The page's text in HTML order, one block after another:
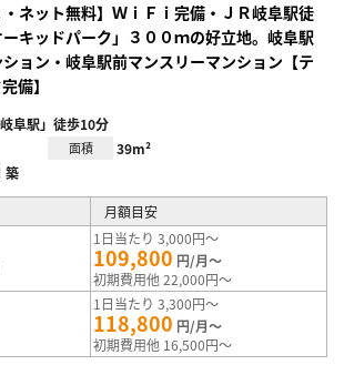
・ネット無料】ＷｉＦｉ完備・ＪＲ岐阜駅徒
キッドパーク」３００ｍの好立地。岐阜駅
ョン・岐阜駅前マンスリーマンション【テ
備】
阜駅」徒歩10分
面積 39m²
築
月額目安
1日当たり 3,000円～
109,800 円/月～
初期費用他 22,000円～
1日当たり 3,300円～
118,800 円/月～
初期費用他 16,500円～